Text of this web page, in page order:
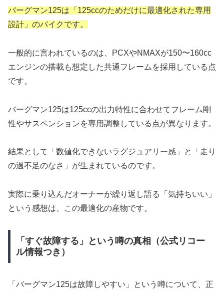
バーグマン125は「125ccのためだけに最適化された専用
設計」のバイクです。
一般的に言われているのは、PCXやNMAXが150〜160cc
エンジンの搭載も想定した共通フレームを採用している点
です。
バーグマン125は125ccの出力特性に合わせてフレーム剛
性やサスペンションを専用調整している点が異なります。
結果として「数値化できないラグジュアリー感」と「走り
の過不足のなさ」が生まれているのです。
実際に乗り込んだオーナーが繰り返し語る「気持ちいい」
という感想は、この最適化の産物です。
「すぐ故障する」という噂の真相（公式リコー
ル情報つき）
「バーグマン125は故障しやすい」という噂について、正